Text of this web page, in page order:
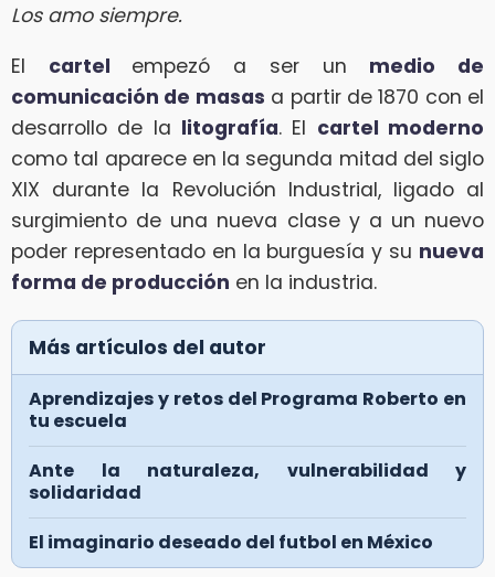
Los amo siempre.
El cartel empezó a ser un medio de
comunicación de masas a partir de 1870 con el
desarrollo de la litografía. El cartel moderno
como tal aparece en la segunda mitad del siglo
XIX durante la Revolución Industrial, ligado al
surgimiento de una nueva clase y a un nuevo
poder representado en la burguesía y su nueva
forma de producción en la industria.
Más artículos del autor
Aprendizajes y retos del Programa Roberto en
tu escuela
Ante la naturaleza, vulnerabilidad y
solidaridad
El imaginario deseado del futbol en México